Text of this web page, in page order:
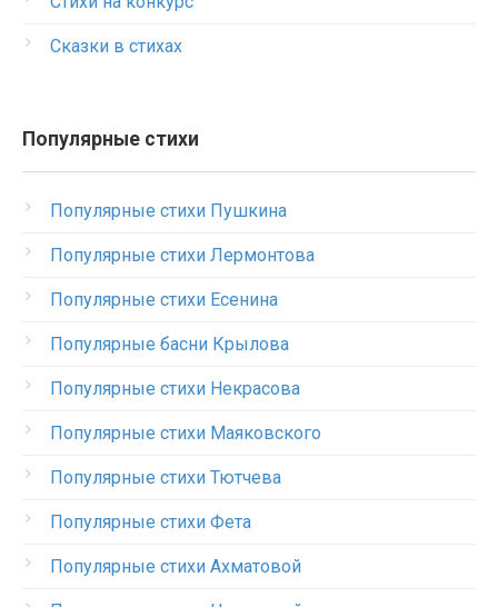
Сказки в стихах
Популярные стихи
Популярные стихи Пушкина
Популярные стихи Лермонтова
Популярные стихи Есенина
Популярные басни Крылова
Популярные стихи Некрасова
Популярные стихи Маяковского
Популярные стихи Тютчева
Популярные стихи Фета
Популярные стихи Ахматовой